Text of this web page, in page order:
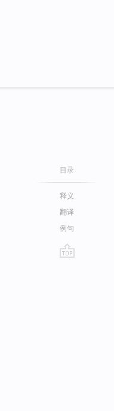
目录
释义
翻译
例句